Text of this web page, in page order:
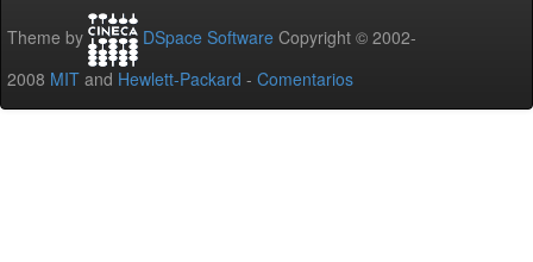
Theme by DSpace Software Copyright © 2002-
2008 MIT and Hewlett-Packard - Comentarios